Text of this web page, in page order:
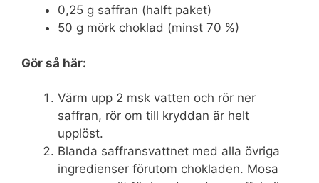
0,25 g saffran (halft paket)
50 g mörk choklad (minst 70 %)
Gör så här:
Värm upp 2 msk vatten och rör ner
saffran, rör om till kryddan är helt
upplöst.
Blanda saffransvattnet med alla övriga
ingredienser förutom chokladen. Mosa